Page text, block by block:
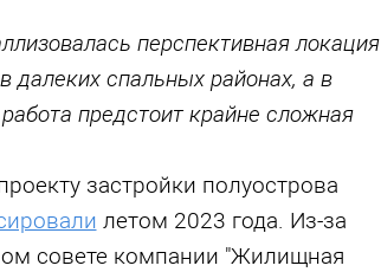
перспективная локация
далеких спальных районах, а в
предстоит крайне сложная
застройки полуострова
летом 2023 года. Из-за
совете компании "Жилищная